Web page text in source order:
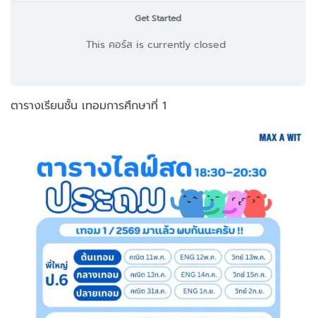
Get Started
This คอร์ส is currently closed
ตารางเรียนชั้น เทอมการศึกษาที่ 1